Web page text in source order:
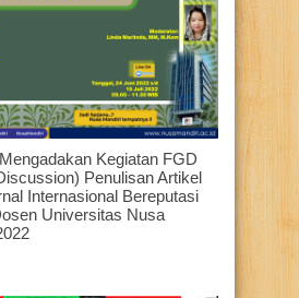
Kegiatan FGD
Penulisan Artikel
Internasional Bereputasi
Universitas Nusa